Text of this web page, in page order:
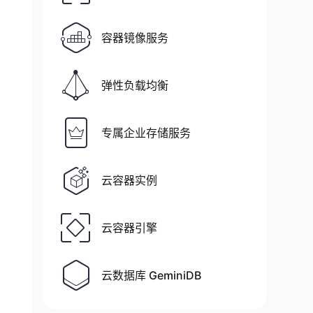
容器镜像服务
弹性负载均衡
专属企业存储服务
云容器实例
云容器引擎
云数据库 GeminiDB